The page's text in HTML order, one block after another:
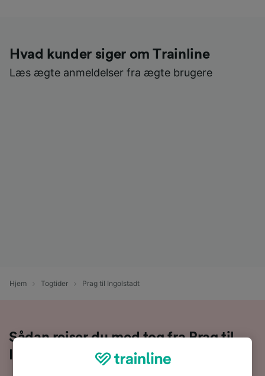
Hvad kunder siger om Trainline
Læs ægte anmeldelser fra ægte brugere
Hjem Togtider Prag til Ingolstadt
Sådan rejser du med tog fra Prag til